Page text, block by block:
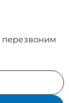
перезвоним